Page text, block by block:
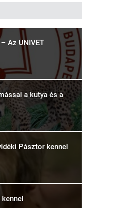
Az UNIVET
a kutya és a
Pásztor kennel